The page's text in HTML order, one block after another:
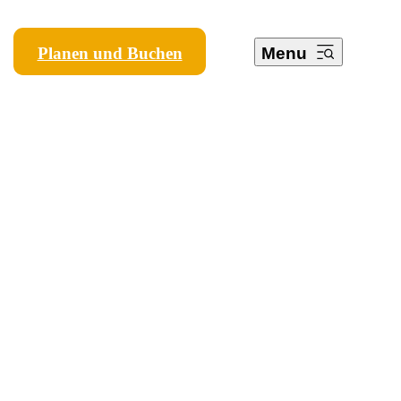
Planen und Buchen Menu